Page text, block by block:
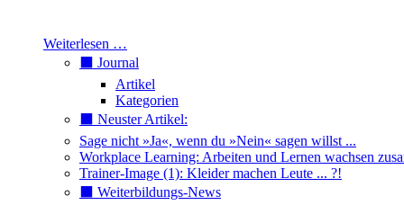
Weiterlesen …
⬛️ Journal
Artikel
Kategorien
⬛️ Neuster Artikel:
Sage nicht »Ja«, wenn du »Nein« sagen willst ...
Workplace Learning: Arbeiten und Lernen wachsen
Trainer-Image (1): Kleider machen Leute ... ?!
⬛️ Weiterbildungs-News